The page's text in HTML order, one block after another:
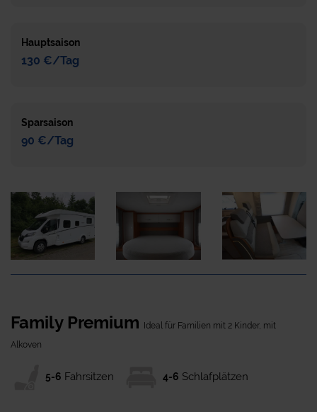
Hauptsaison
130 €/Tag
Sparsaison
90 €/Tag
Family Premium
Ideal für Familien mit 2 Kinder, mit
Alkoven
5-6 Fahrsitzen 4-6 Schlafplätzen